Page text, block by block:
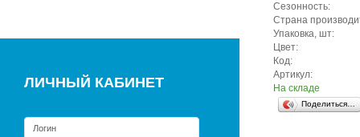
ЛИЧНЫЙ КАБИНЕТ
Сезонность:
Страна
Упаковка, шт:
Цвет:
Код:
Артикул:
На складе
Поделиться…